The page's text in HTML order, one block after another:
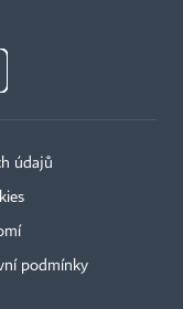
údajů
podmínky